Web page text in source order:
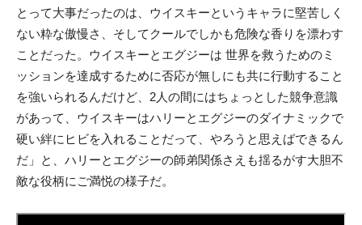
とって大事だったのは、ウイスキーというキャラに堅苦しく
ない粋な傲慢さ、そしてクールでしかも危険な香りを漂わす
ことだった。ウイスキーとエグジーは 世界を救うためのミ
ッションを達成するために否応が無しにも共に行動すること
を強いられるんだけど、2人の間にはちょっとした競争意識
があって、ウイスキーはハリーとエグジーのダイナミックで
硬い絆にヒビを入れることだって、やろうと思えばできるん
だ」と、ハリーとエグジーの師弟関係さえも揺るがす大胆不
敵な役柄にご満悦の様子だ。